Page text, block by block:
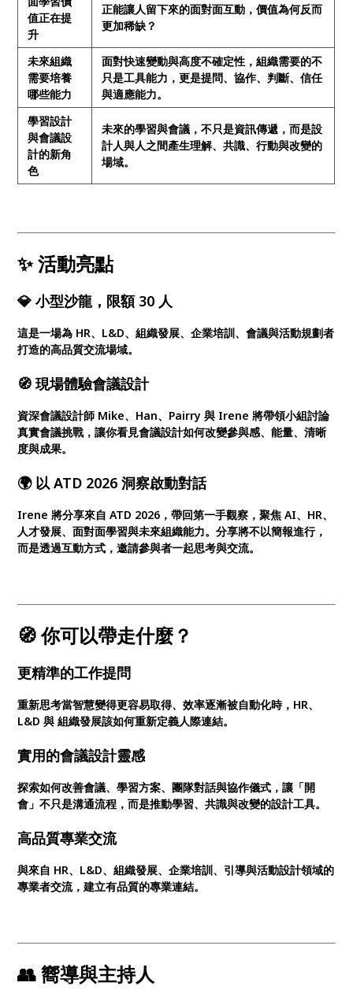
值正在提
升
正能讓人留下來的面對面互動，價值為何反而
更加稀缺？
未來組織
需要培養
哪些能力
面對快速變動與高度不確定性，組織需要的不
只是工具能力，更是提問、協作、判斷、信任
與適應能力。
學習設計
與會議設
計的新角
色
未來的學習與會議，不只是資訊傳遞，而是設
計人與人之間產生理解、共識、行動與改變的
場域。
✨ 活動亮點
💎 小型沙龍，限額 30 人
這是一場為 HR、L&D、組織發展、企業培訓、會議與活動規劃者
打造的高品質交流場域。
🧭 現場體驗會議設計
資深會議設計師 Mike、Han、Pairry 與 Irene 將帶領小組討論
真實會議挑戰，讓你看見會議設計如何改變參與感、能量、清晰
度與成果。
🌍 以 ATD 2026 洞察啟動對話
Irene 將分享來自 ATD 2026，帶回第一手觀察，聚焦 AI、HR、
人才發展、面對面學習與未來組織能力。分享將不以簡報進行，
而是透過互動方式，邀請參與者一起思考與交流。
🧭 你可以帶走什麼？
更精準的工作提問
重新思考當智慧變得更容易取得、效率逐漸被自動化時，HR、
L&D 與 組織發展該如何重新定義人際連結。
實用的會議設計靈感
探索如何改善會議、學習方案、團隊對話與協作儀式，讓「開
會」不只是溝通流程，而是推動學習、共識與改變的設計工具。
高品質專業交流
與來自 HR、L&D、組織發展、企業培訓、引導與活動設計領域的
專業者交流，建立有品質的專業連結。
👥 嚮導與主持人